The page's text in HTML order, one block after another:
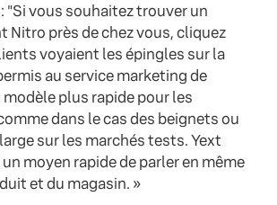
"Si vous souhaitez trouver un
Nitro près de chez vous, cliquez
voyaient les épingles sur la
au service marketing de
plus rapide pour les
dans le cas des beignets ou
sur les marchés tests. Yext
moyen rapide de parler en même
et du magasin. »